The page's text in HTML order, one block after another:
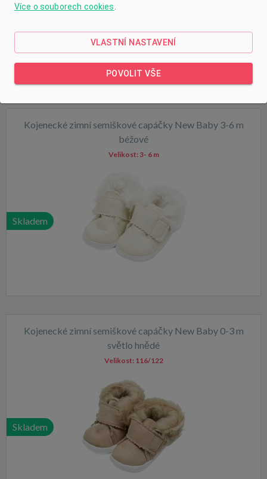
Skladem
Kojenecké zimní semiškové capáčky New Baby 3-6 m
béžové
Skladem
Velikost: 3- 6 m
Kojenecké zimní semiškové capáčky New Baby 0-3 m
světlo hnědé
Skladem
Velikost: 116/122
Více o souborech cookies
VLASTNÍ NASTAVENÍ
POVOLIT VŠE